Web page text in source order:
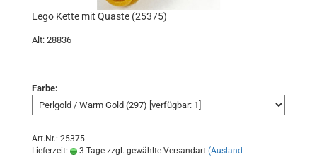
Lego Kette mit Quaste (25375)
Alt: 28836
Farbe:
Art.Nr.: 25375
Lieferzeit:
3 Tage zzgl. gewählte Versandart (Ausland